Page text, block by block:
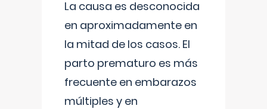
La causa es desconocida
en aproximadamente en
la mitad de los casos. El
parto prematuro es más
frecuente en embarazos
múltiples y en